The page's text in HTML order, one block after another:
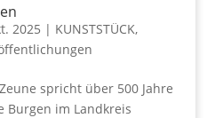
2025 | KUNSTSTÜCK,
spricht über 500 Jahre
Burgen im Landkreis